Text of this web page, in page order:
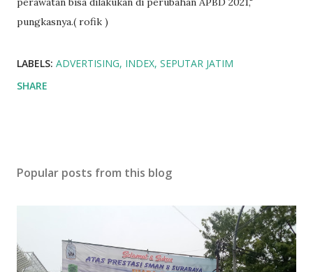
pungkasnya.( rofik )
LABELS: ADVERTISING INDEX SEPUTAR JATIM
SHARE
Popular posts from this blog